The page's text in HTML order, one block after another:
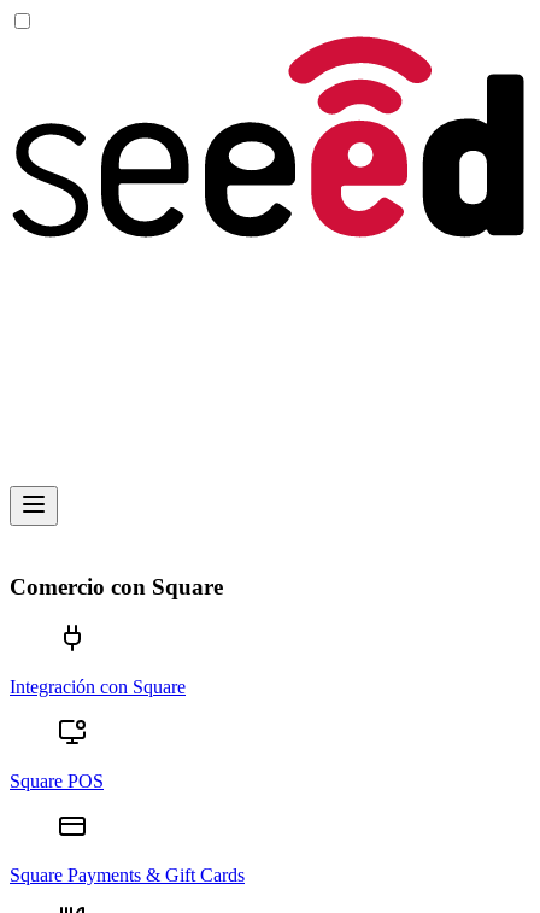
Comercio con Square
Integración con Square
Square POS
Square Payments & Gift Cards